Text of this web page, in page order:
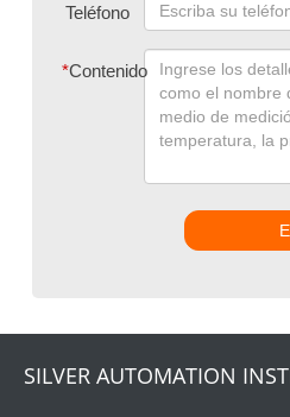
Teléfono
*Contenido
SILVER AUTOMATION